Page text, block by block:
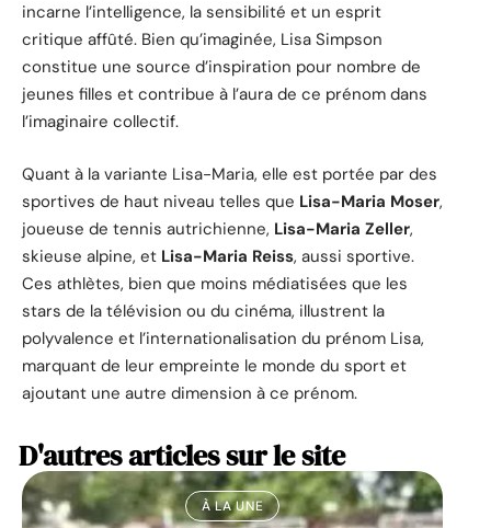
incarne l’intelligence, la sensibilité et un esprit
critique affûté. Bien qu’imaginée, Lisa Simpson
constitue une source d’inspiration pour nombre de
jeunes filles et contribue à l’aura de ce prénom dans
l’imaginaire collectif.
Quant à la variante Lisa-Maria, elle est portée par des
sportives de haut niveau telles que Lisa-Maria Moser,
joueuse de tennis autrichienne, Lisa-Maria Zeller,
skieuse alpine, et Lisa-Maria Reiss, aussi sportive.
Ces athlètes, bien que moins médiatisées que les
stars de la télévision ou du cinéma, illustrent la
polyvalence et l’internationalisation du prénom Lisa,
marquant de leur empreinte le monde du sport et
ajoutant une autre dimension à ce prénom.
D'autres articles sur le site
À LA UNE